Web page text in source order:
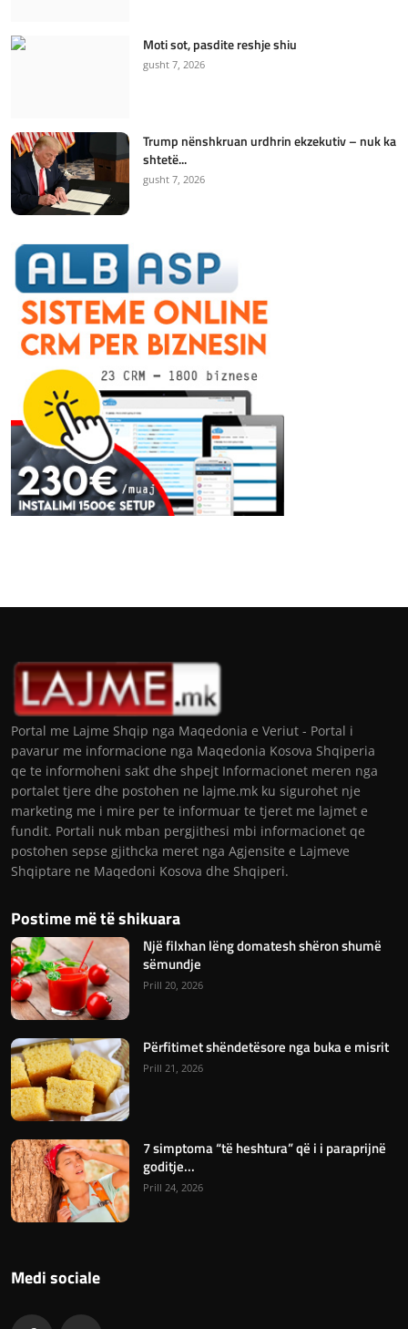
Moti sot, pasdite reshje shiu
gusht 7, 2026
Trump nënshkruan urdhrin ekzekutiv – nuk ka
shtetë...
gusht 7, 2026
Portal me Lajme Shqip nga Maqedonia e Veriut - Portal i
pavarur me informacione nga Maqedonia Kosova Shqiperia
qe te informoheni sakt dhe shpejt Informacionet meren nga
portalet tjere dhe postohen ne lajme.mk ku sigurohet nje
marketing me i mire per te informuar te tjeret me lajmet e
fundit. Portali nuk mban pergjithesi mbi informacionet qe
postohen sepse gjithcka meret nga Agjensite e Lajmeve
Shqiptare ne Maqedoni Kosova dhe Shqiperi.
Postime më të shikuara
Një filxhan lëng domatesh shëron shumë
sëmundje
Prill 20, 2026
Përfitimet shëndetësore nga buka e misrit
Prill 21, 2026
7 simptoma “të heshtura” që i i paraprijnë
goditje...
Prill 24, 2026
Medi sociale